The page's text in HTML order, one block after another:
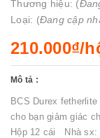
Thương hiệu: (
Loại: (Đang cập
210.000₫/
Mô tả :
BCS Durex
cho bạn giảm giác
Hộp 12 cái Nhà sx: